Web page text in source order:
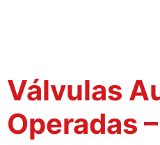
Válvulas
Operadas